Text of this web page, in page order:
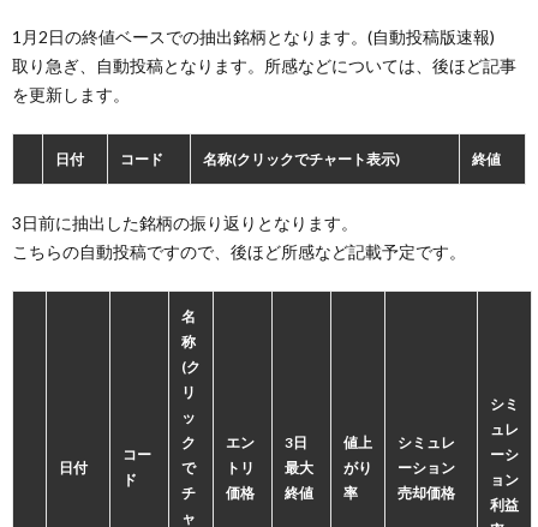
1月2日の終値ベースでの抽出銘柄となります。(自動投稿版速報)
取り急ぎ、自動投稿となります。所感などについては、後ほど記事
を更新します。
日付 コード 名称(クリックでチャート表示) 終値
3日前に抽出した銘柄の振り返りとなります。
こちらの自動投稿ですので、後ほど所感など記載予定です。
日付
コー
ド
名
称
(ク
リ
ッ
ク
で
チ
ャ
エン
トリ
価格
3日
最大
終値
値上
がり
率
シミュレ
ーション
売却価格
シミ
ュレ
ーシ
ョン
利益